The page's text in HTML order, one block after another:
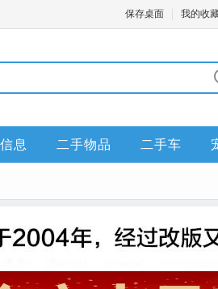
保存桌面 我的收
息 二手物品 二手车